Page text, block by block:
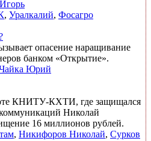
, Уралкалий, Фосагро
опасение наращивание
банком «Открытие».
Юрий
КНИТУ-КХТИ, где защищался
Николай
16 миллионов рублей.
, Никифоров Николай, Сурков